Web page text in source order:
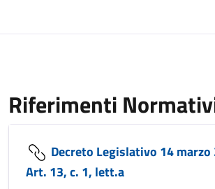
Riferimenti
Decreto Legislativo 14 marzo
Art. 13, c. 1, lett.a